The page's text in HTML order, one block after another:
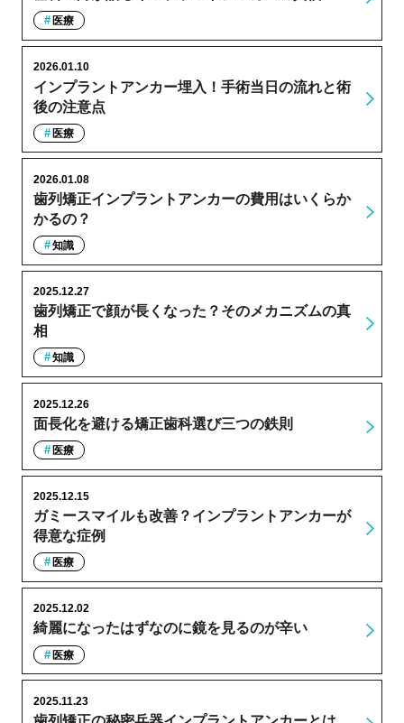
医療
インプラントアンカー埋入！手術当日の流れと術
後の注意点
2026.01.10
医療
歯列矯正インプラントアンカーの費用はいくらか
かるの？
2026.01.08
知識
歯列矯正で顔が長くなった？そのメカニズムの真
相
2025.12.27
知識
面長化を避ける矯正歯科選び三つの鉄則
2025.12.26
医療
ガミースマイルも改善？インプラントアンカーが
得意な症例
2025.12.15
医療
綺麗になったはずなのに鏡を見るのが辛い
2025.12.02
医療
2025.11.23